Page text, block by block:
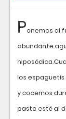
Ponemos al
abundante
los
y cocemos
pasta esté al